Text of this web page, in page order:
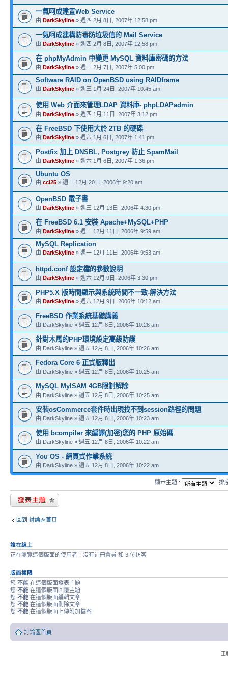
一氣呵成建置Web Service
由 DarkSkyline » 週四 2月 8日, 2007年 12:58 pm
一氣呵成建構防毒防垃圾信的 Mail Service
由 DarkSkyline » 週四 2月 8日, 2007年 12:58 pm
在 phpMyAdmin 中變更 MySQL 資料庫密碼的方法
由 DarkSkyline » 週三 2月 7日, 2007年 5:00 pm
Software RAID on OpenBSD using RAIDframe
由 DarkSkyline » 週三 1月 24日, 2007年 10:45 am
使用 Web 介面來管理LDAP 資料庫- phpLDAPadmin
由 DarkSkyline » 週四 1月 11日, 2007年 3:12 pm
在 FreeBSD 下使用大於 2TB 的硬碟
由 DarkSkyline » 週六 1月 6日, 2007年 1:41 pm
Postfix 加上 DNSBL, Postgrey 防止 SpamMail
由 DarkSkyline » 週六 1月 6日, 2007年 1:36 pm
Ubuntu OS
由 ccl25 » 週三 12月 20日, 2006年 9:20 am
OpenBSD 電子書
由 DarkSkyline » 週三 12月 13日, 2006年 4:30 pm
在 FreeBSD 6.1 安裝 Apache+MySQL+PHP
由 DarkSkyline » 週一 12月 11日, 2006年 9:59 am
MySQL Replication
由 DarkSkyline » 週一 12月 11日, 2006年 9:53 am
httpd.conf 設定檔的參數說明
由 DarkSkyline » 週六 12月 9日, 2006年 3:30 pm
PHP5.X 版時間顯示與系統時間不一致-解決方法
由 DarkSkyline » 週六 12月 9日, 2006年 10:12 am
FreeBSD 作業系統基礎講義
由 DarkSkyline » 週五 12月 8日, 2006年 10:26 am
針對木馬的PHP環境設定高級防護
由 DarkSkyline » 週五 12月 8日, 2006年 10:26 am
Fedora Core 6 正式版釋出
由 DarkSkyline » 週五 12月 8日, 2006年 10:25 am
MySQL MyISAM 4GB限制解除
由 DarkSkyline » 週五 12月 8日, 2006年 10:25 am
安裝osCommerce套件時出現找不到session路徑的問題
由 DarkSkyline » 週五 12月 8日, 2006年 10:23 am
使用 bcompiler 來編譯(加密)您的 PHP 原始碼
由 DarkSkyline » 週五 12月 8日, 2006年 10:22 am
You OS - 網頁式作業系統
由 DarkSkyline » 週五 12月 8日, 2006年 10:22 am
顯示主題 : 排
發表新主題
回到 討論區首頁
誰在線上
正在瀏覽這個版面的使用者：沒有註冊會員 和 3 位訪客
版面權限
您 不能 在這個版面發表主題
您 不能 在這個版面回覆主題
您 不能 在這個版面編輯文章
您 不能 在這個版面刪除文章
您 不能 在這個版面上傳附加檔案
討論區首頁
正